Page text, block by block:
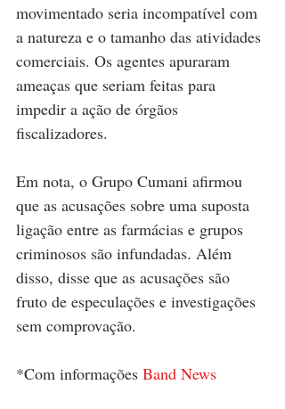
movimentado seria incompatível com
a natureza e o tamanho das atividades
comerciais. Os agentes apuraram
ameaças que seriam feitas para
impedir a ação de órgãos
fiscalizadores.
Em nota, o Grupo Cumani afirmou
que as acusações sobre uma suposta
ligação entre as farmácias e grupos
criminosos são infundadas. Além
disso, disse que as acusações são
fruto de especulações e investigações
sem comprovação.
*Com informações Band News